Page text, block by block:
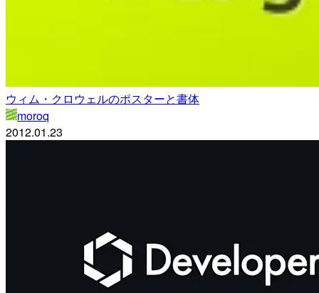
ウィム・クロウェルのポスターと書体
moroq
2012.01.23